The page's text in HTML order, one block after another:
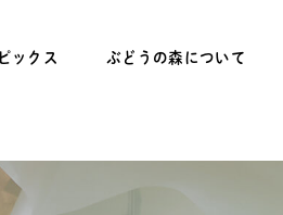
ックス ぶどうの森について